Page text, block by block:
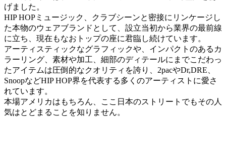
げました。
HIP HOPミュージック、クラブシーンと密接にリンケージし
た本物のウェアブランドとして、設立当初から業界の最前線
に立ち、現在もなおトップの座に君臨し続けています。
アーティスティックなグラフィックや、インパクトのあるカ
ラーリング、素材や加工、細部のディテールにまでこだわっ
たアイテムは圧倒的なクオリティを誇り、2pacやDr,DRE、
SnoopなどHIP HOP界を代表する多くのアーティストに愛さ
れています。
本場アメリカはもちろん、ここ日本のストリートでもその人
気はとどまることを知りません。